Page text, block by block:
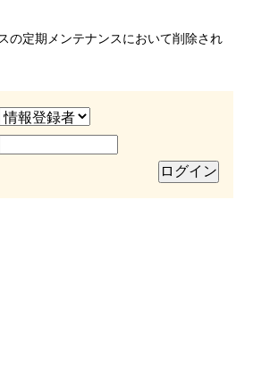
の定期メンテナンスにおいて削除され